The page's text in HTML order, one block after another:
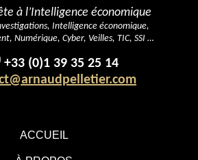
ACCUEIL
à l’Intelligence économique
Intelligence économique,
Numérique, Cyber, Veilles, TIC, SSI …
+33 (0)1 39 35 25 14